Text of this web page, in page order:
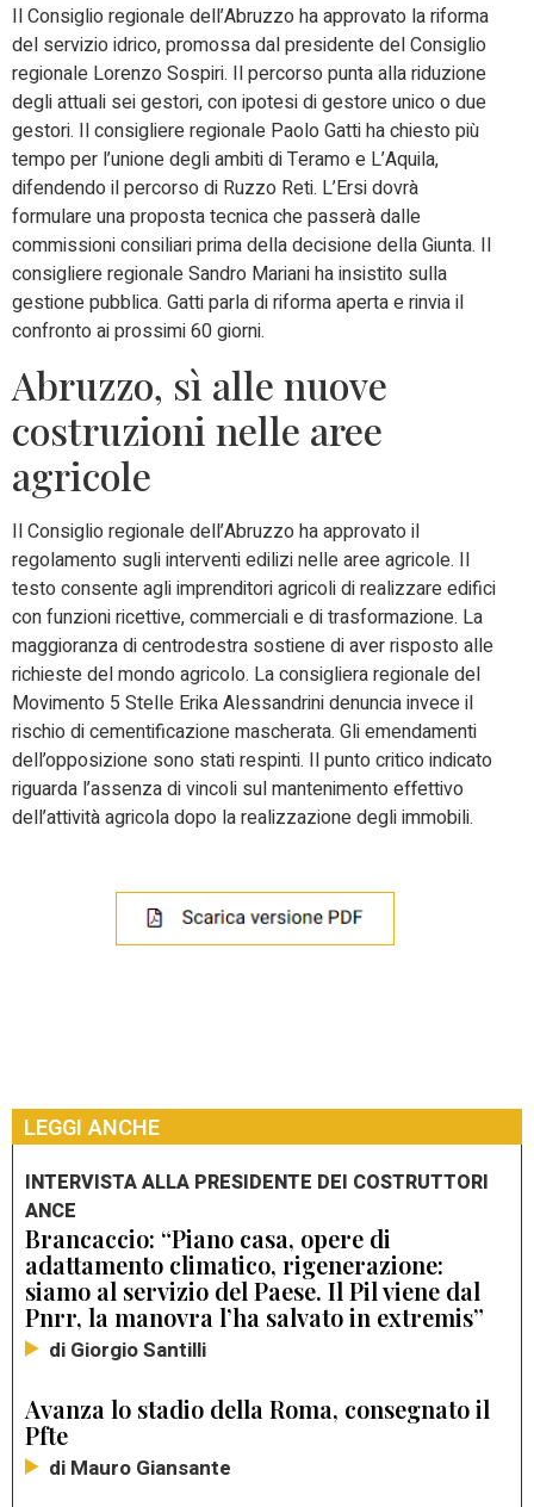
Il Consiglio regionale dell’Abruzzo ha approvato la riforma
del servizio idrico, promossa dal presidente del Consiglio
regionale Lorenzo Sospiri. Il percorso punta alla riduzione
degli attuali sei gestori, con ipotesi di gestore unico o due
gestori. Il consigliere regionale Paolo Gatti ha chiesto più
tempo per l’unione degli ambiti di Teramo e L’Aquila,
difendendo il percorso di Ruzzo Reti. L’Ersi dovrà
formulare una proposta tecnica che passerà dalle
commissioni consiliari prima della decisione della Giunta. Il
consigliere regionale Sandro Mariani ha insistito sulla
gestione pubblica. Gatti parla di riforma aperta e rinvia il
confronto ai prossimi 60 giorni.
Abruzzo, sì alle nuove
costruzioni nelle aree
agricole
Il Consiglio regionale dell’Abruzzo ha approvato il
regolamento sugli interventi edilizi nelle aree agricole. Il
testo consente agli imprenditori agricoli di realizzare edifici
con funzioni ricettive, commerciali e di trasformazione. La
maggioranza di centrodestra sostiene di aver risposto alle
richieste del mondo agricolo. La consigliera regionale del
Movimento 5 Stelle Erika Alessandrini denuncia invece il
rischio di cementificazione mascherata. Gli emendamenti
dell’opposizione sono stati respinti. Il punto critico indicato
riguarda l’assenza di vincoli sul mantenimento effettivo
dell’attività agricola dopo la realizzazione degli immobili.
LEGGI ANCHE
INTERVISTA ALLA PRESIDENTE DEI COSTRUTTORI
ANCE
Brancaccio: “Piano casa, opere di
adattamento climatico, rigenerazione:
siamo al servizio del Paese. Il Pil viene dal
Pnrr, la manovra l’ha salvato in extremis”
di Giorgio Santilli
Avanza lo stadio della Roma, consegnato il
Pfte
di Mauro Giansante